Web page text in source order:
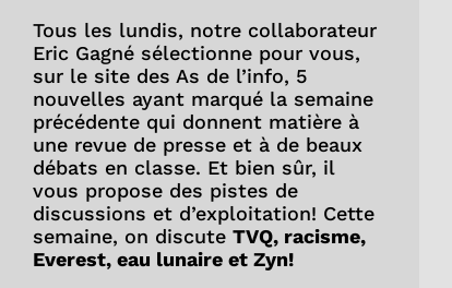
Tous les lundis, notre collaborateur
Eric Gagné sélectionne pour vous,
sur le site des As de l’info, 5
nouvelles ayant marqué la semaine
précédente qui donnent matière à
une revue de presse et à de beaux
débats en classe. Et bien sûr, il
vous propose des pistes de
discussions et d’exploitation! Cette
semaine, on discuteTVQ, racisme,
Everest, eau lunaire et Zyn!